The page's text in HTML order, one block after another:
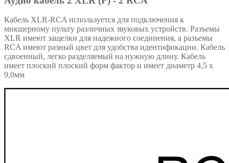
Кабель XLR-RCA используется для подключения к
микшерному пульту различных звуковых устройств. Разъемы
XLR имеют защелки для надежного соединения, а разъемы
RCA имеют разный цвет для удобства идентификации. Кабель
сдвоенный, легко разделяемый на нужную длину. Кабель
имеет плоский плоский форм фактор и имеет диаметр 4,5 x
9,0мм